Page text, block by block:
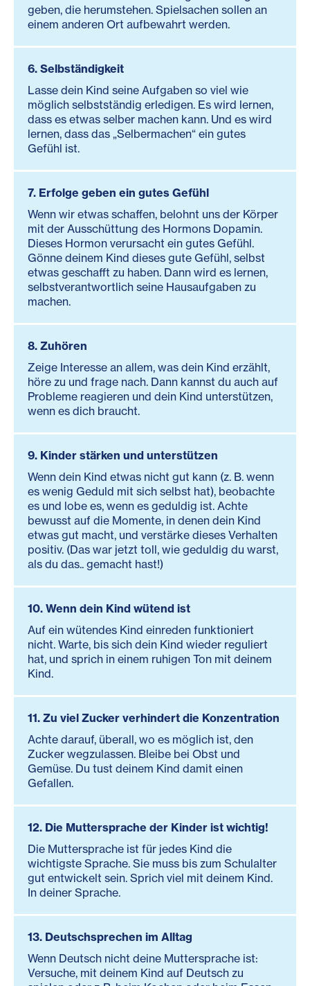
geben, die herumstehen. Spielsachen sollen an
einem anderen Ort aufbewahrt werden.
6. Selbständigkeit
Lasse dein Kind seine Aufgaben so viel wie
möglich selbstständig erledigen. Es wird lernen,
dass es etwas selber machen kann. Und es wird
lernen, dass das „Selbermachen“ ein gutes
Gefühl ist.
7. Erfolge geben ein gutes Gefühl
Wenn wir etwas schaffen, belohnt uns der Körper
mit der Ausschüttung des Hormons Dopamin.
Dieses Hormon verursacht ein gutes Gefühl.
Gönne deinem Kind dieses gute Gefühl, selbst
etwas geschafft zu haben. Dann wird es lernen,
selbstverantwortlich seine Hausaufgaben zu
machen.
8. Zuhören
Zeige Interesse an allem, was dein Kind erzählt,
höre zu und frage nach. Dann kannst du auch auf
Probleme reagieren und dein Kind unterstützen,
wenn es dich braucht.
9. Kinder stärken und unterstützen
Wenn dein Kind etwas nicht gut kann (z. B. wenn
es wenig Geduld mit sich selbst hat), beobachte
es und lobe es, wenn es geduldig ist. Achte
bewusst auf die Momente, in denen dein Kind
etwas gut macht, und verstärke dieses Verhalten
positiv. (Das war jetzt toll, wie geduldig du warst,
als du das.. gemacht hast!)
10. Wenn dein Kind wütend ist
Auf ein wütendes Kind einreden funktioniert
nicht. Warte, bis sich dein Kind wieder reguliert
hat, und sprich in einem ruhigen Ton mit deinem
Kind.
11. Zu viel Zucker verhindert die Konzentration
Achte darauf, überall, wo es möglich ist, den
Zucker wegzulassen. Bleibe bei Obst und
Gemüse. Du tust deinem Kind damit einen
Gefallen.
12. Die Muttersprache der Kinder ist wichtig!
Die Muttersprache ist für jedes Kind die
wichtigste Sprache. Sie muss bis zum Schulalter
gut entwickelt sein. Sprich viel mit deinem Kind.
In deiner Sprache.
13. Deutschsprechen im Alltag
Wenn Deutsch nicht deine Muttersprache ist:
Versuche, mit deinem Kind auf Deutsch zu